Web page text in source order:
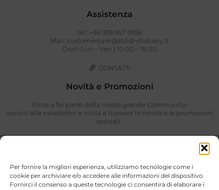
Per fornire la migliori esperienza, utilizziamo tecnologie come i
cookie per archiviare e/o accedere alle informazioni del dispositivo.
Fornirci il consenso a queste tecnologie ci consentirà di elaborare i
Assistenza
Tel.: +39 328 957 0556
Mail: customercare@stilidivitababy.it
Orari: Lun – Ven | 10.00 – 19.00
CONTATTI
Novità e Promozioni
Entra a far parte della nostra grande Community!
Iscriviti alla newsletter e inizia a ricevere le novità e le promozioni
speciali.